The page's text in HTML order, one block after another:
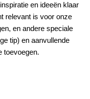
en ideeën klaar
relevant is voor onze
en andere speciale
tip) en aanvullende
toevoegen.